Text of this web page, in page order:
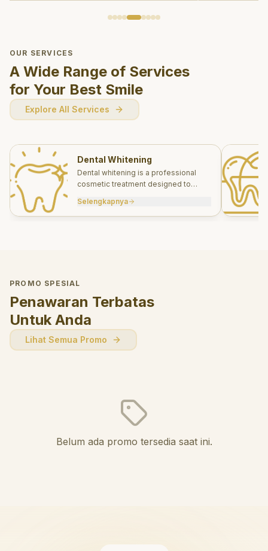
OUR SERVICES
A Wide Range of Services
for Your Best Smile
Explore All Services
Dental Whitening
Dental whitening is a professional
cosmetic treatment designed to
effectively.
Selengkapnya
PROMO SPESIAL
Penawaran Terbatas
Untuk Anda
Lihat Semua Promo
Belum ada promo tersedia saat ini.